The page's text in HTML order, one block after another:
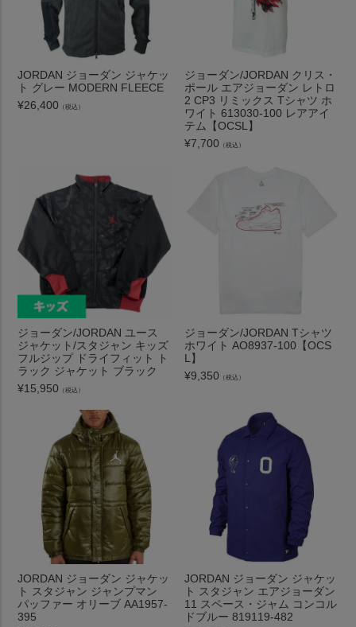
JORDAN ジョーダン ジャケッ
ト グレー MODERN FLEECE
¥26,400 （税込）
ジョーダン/JORDAN クリス・
ポール エアジョーダン レトロ
2 CP3 リミックス Tシャツ ホ
ワイト 613030-100 レアアイ
テム【OCSL】
¥7,700 （税込）
ジョーダン/JORDAN ユース
ジャケット/スタジャン キッズ
フルジップ ドライフィット ト
ラック ジャケット ブラック
¥15,950 （税込）
ジョーダン/JORDAN Tシャツ
ホワイト AO8937-100【OCS
L】
¥9,350 （税込）
JORDAN ジョーダン ジャケッ
ト スタジャン ジャンプマン
パッファー オリーブ AA1957-
395
JORDAN ジョーダン ジャケッ
ト スタジャン エアジョーダン
11 スペース・ジャム コンコル
ドブルー 819119-482